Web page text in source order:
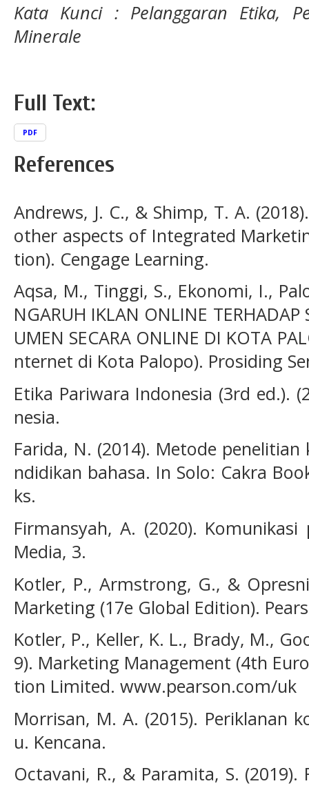
Kata Kunci : Pelanggaran Etika,
Minerale
Full Text:
PDF
References
Andrews, J. C., & Shimp, T. A.
other aspects of Integrated
tion). Cengage Learning.
Aqsa, M., Tinggi, S., Ekonomi, I.,
NGARUH IKLAN ONLINE
UMEN SECARA ONLINE DI KOTA
nternet di Kota Palopo). Prosiding
Etika Pariwara Indonesia (3rd ed.).
nesia.
Farida, N. (2014). Metode
ndidikan bahasa. In Solo: Cakra
ks.
Firmansyah, A. (2020).
Media, 3.
Kotler, P., Armstrong, G., &
Marketing (17e Global Edition).
Kotler, P., Keller, K. L., Brady, M.,
9). Marketing Management (4th
tion Limited. www.pearson.com/uk
Morrisan, M. A. (2015). Periklanan
u. Kencana.
Octavani, R., & Paramita, S.